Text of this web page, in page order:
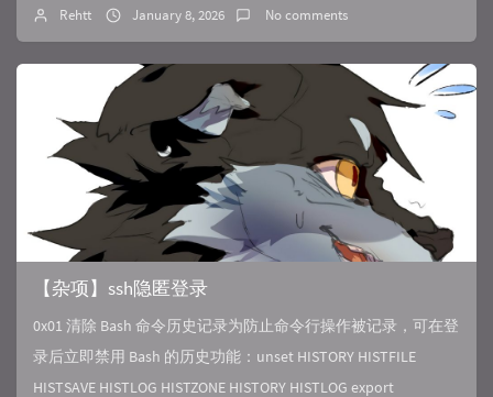
Rehtt January 8, 2026 No comments
【杂项】ssh隐匿登录
0x01 清除 Bash 命令历史记录为防止命令行操作被记录，可在登
录后立即禁用 Bash 的历史功能：unset HISTORY HISTFILE
HISTSAVE HISTLOG HISTZONE HISTORY HISTLOG export